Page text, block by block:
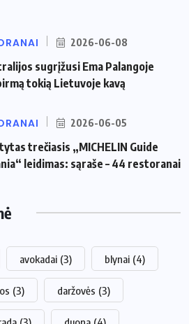
2026-06-08
sugrįžusi Ema Palangoje
tokią Lietuvoje kavą
2026-06-05
trečiasis „MICHELIN Guide
leidimas: sąraše – 44 restoranai
avokadai (3) blynai (4)
(3) daržovės (3)